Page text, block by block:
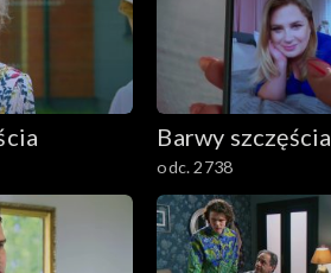
Barwy szczęścia
odc. 2738